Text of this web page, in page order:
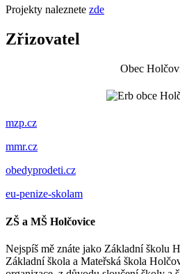
Projekty naleznete zde
Zřizovatel
Obec
mzp.cz
mmr.cz
obedyprodeti.cz
eu-penize-skolam
ZŠ a MŠ Holčovice
Nejspíš mě znáte jako Základní školu
Základní škola a Mateřská škola